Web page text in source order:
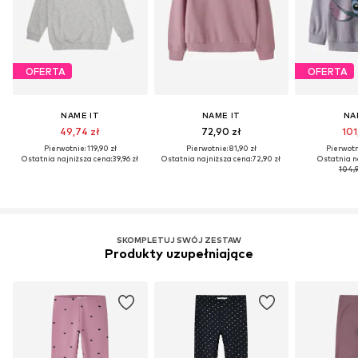
OFERTA
NAME IT
49,74 zł
Pierwotnie: 119,90 zł
Ostatnia najniższa cena:39,96 zł
NAME IT
72,90 zł
Pierwotnie: 81,90 zł
Ostatnia najniższa cena:72,90 zł
OFERTA
Ostatnia
SKOMPLETUJ SWÓJ ZESTAW
Produkty uzupełniające